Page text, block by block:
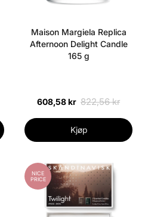
Maison Margiela Replica
Afternoon Delight Candle
165 g
608,58 kr 822,56 kr
Kjøp
NICE
PRICE